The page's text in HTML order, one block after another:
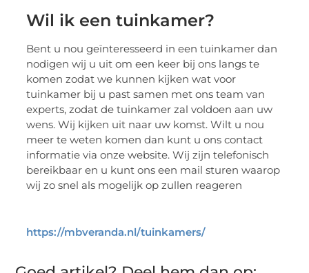
Wil ik een tuinkamer?
Bent u nou geïnteresseerd in een tuinkamer dan
nodigen wij u uit om een keer bij ons langs te
komen zodat we kunnen kijken wat voor
tuinkamer bij u past samen met ons team van
experts, zodat de tuinkamer zal voldoen aan uw
wens. Wij kijken uit naar uw komst. Wilt u nou
meer te weten komen dan kunt u ons contact
informatie via onze website. Wij zijn telefonisch
bereikbaar en u kunt ons een mail sturen waarop
wij zo snel als mogelijk op zullen reageren
https://mbveranda.nl/tuinkamers/